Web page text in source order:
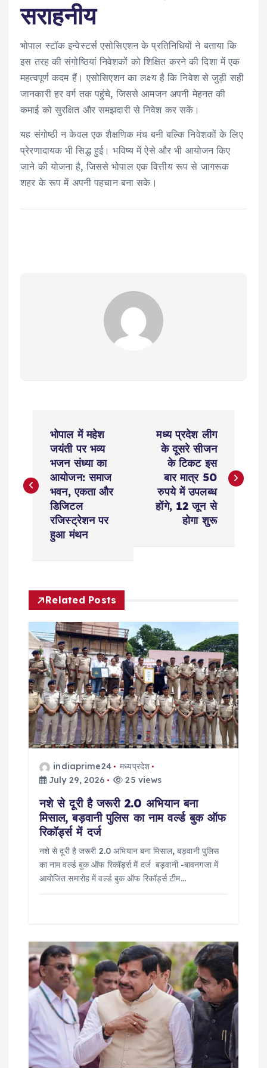
सराहनीय
भोपाल स्टॉक इन्वेस्टर्स एसोसिएशन के प्रतिनिधियों ने बताया कि
इस तरह की संगोष्ठियां निवेशकों को शिक्षित करने की दिशा में एक
महत्वपूर्ण कदम हैं। एसोसिएशन का लक्ष्य है कि निवेश से जुड़ी सही
जानकारी हर वर्ग तक पहुंचे, जिससे आमजन अपनी मेहनत की
कमाई को सुरक्षित और समझदारी से निवेश कर सकें।
यह संगोष्ठी न केवल एक शैक्षणिक मंच बनी बल्कि निवेशकों के लिए
प्रेरणादायक भी सिद्ध हुई। भविष्य में ऐसे और भी आयोजन किए
जाने की योजना है, जिससे भोपाल एक वित्तीय रूप से जागरूक
शहर के रूप में अपनी पहचान बना सके।
s
v
g
a
t
भोपाल में महेश
जयंती पर भव्य
भजन संध्या का
आयोजन: समाज
भवन, एकता और
डिजिटल
रजिस्ट्रेशन पर
हुआ मंथन
मध्य प्रदेश लीग
के दूसरे सीजन
के टिकट इस
बार मात्र 50
रुपये में उपलब्ध
होंगे, 12 जून से
होगा शुरू
Related Posts
indiaprime24
मध्यप्रदेश
July 29, 2026
25 views
नशे से दूरी है जरूरी 2.0 अभियान बना
मिसाल, बड़वानी पुलिस का नाम वर्ल्ड बुक ऑफ
रिकॉर्ड्स में दर्ज
नशे से दूरी है जरूरी 2.0 अभियान बना मिसाल, बड़वानी पुलिस
का नाम वर्ल्ड बुक ऑफ रिकॉर्ड्स में दर्ज बड़वानी -बावनगजा में
आयोजित समारोह में वर्ल्ड बुक ऑफ रिकॉर्ड्स टीम…